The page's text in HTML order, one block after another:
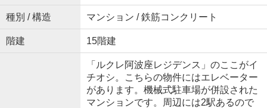
種別 / 構造 マンション / 鉄筋コンクリート
階建 15階建
「ルクレ阿波座レジデンス」のここがイ
チオシ。こちらの物件にはエレベーター
があります。機械式駐車場が併設された
マンションです。周辺には2駅あるので